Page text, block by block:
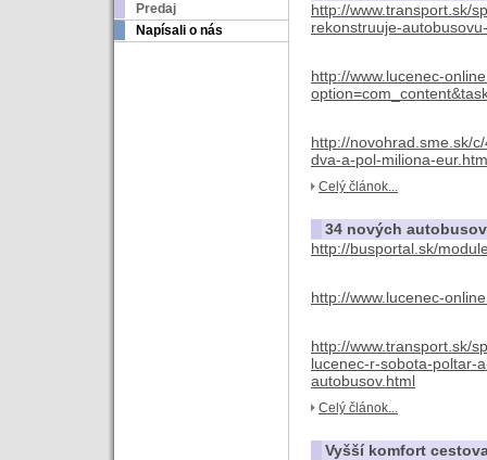
Predaj
Napísali o nás
http://www.transport.sk/
rekonstruuje-
http://www.lucenec-
http://novohrad.sme.sk/
dva-a-pol-miliona-
Celý článok...
34 nových autobusov
http://busportal.sk/
http://www.lucenec-
http://www.transport.sk/
lucenec-r-sobota-poltar-
autobusov.html
Celý článok...
Vyšší komfort